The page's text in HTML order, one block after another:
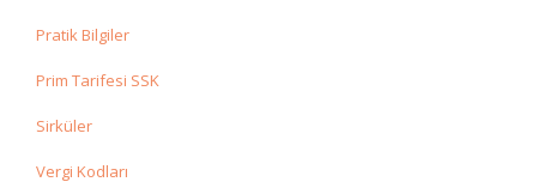
Pratik Bilgiler
Prim Tarifesi SSK
Sirküler
Vergi Kodları